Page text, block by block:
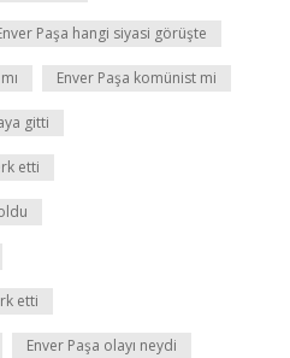
Paşa hangi siyasi görüşte
Enver Paşa komünist mi
gitti
etti
etti
Enver Paşa olayı neydi